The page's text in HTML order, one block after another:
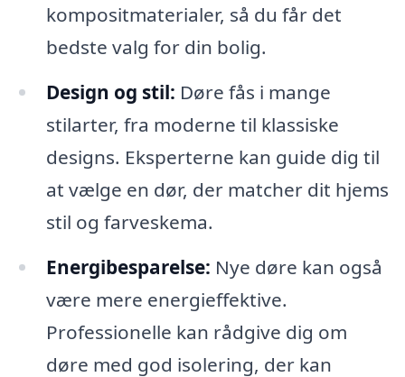
kompositmaterialer, så du får det
bedste valg for din bolig.
Design og stil: Døre fås i mange
stilarter, fra moderne til klassiske
designs. Eksperterne kan guide dig til
at vælge en dør, der matcher dit hjems
stil og farveskema.
Energibesparelse: Nye døre kan også
være mere energieffektive.
Professionelle kan rådgive dig om
døre med god isolering, der kan